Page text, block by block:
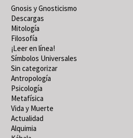
Gnosis y Gnosticismo
Descargas
Mitología
Filosofía
¡Leer en línea!
Símbolos Universales
Sin categorizar
Antropología
Psicología
Metafísica
Vida y Muerte
Actualidad
Alquimia